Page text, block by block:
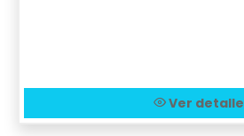
Ver detalle